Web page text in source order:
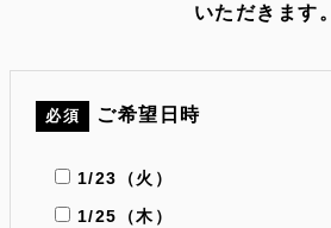
いただきます。
必須 ご希望日時
1/23（火）
1/25（木）